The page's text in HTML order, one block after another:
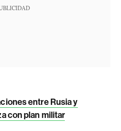
entre Rusia y
con plan militar